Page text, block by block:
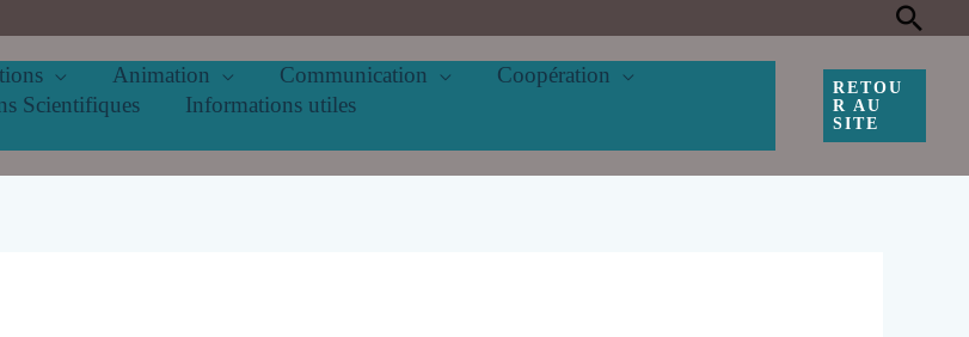
Animation Communication
Coopération
Scientifiques
Informations utiles
RETOU
R AU
SITE